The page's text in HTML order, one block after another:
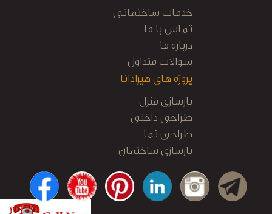
خدمات ساختمانی
تماس با ما
درباره ما
سوالات متداول
پروژه های هیرادانا
بازسازی منزل
طراحی داخلی
طراحی نما
بازسازی ساختمان
کابینت آشپزخانه
نظارت و اجرا